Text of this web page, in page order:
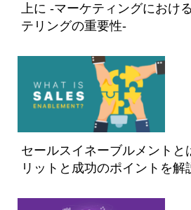
上に -マーケティングにおけ
テリングの重要性-
セールスイネーブルメントと
リットと成功のポイントを解